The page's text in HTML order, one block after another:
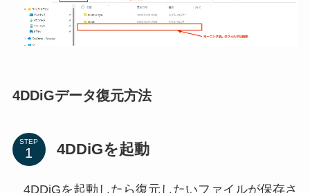
4DDiGデータ復元方法
STEP 4DDiGを起動
4DDiGを起動したら復元したいファイルが保存さ